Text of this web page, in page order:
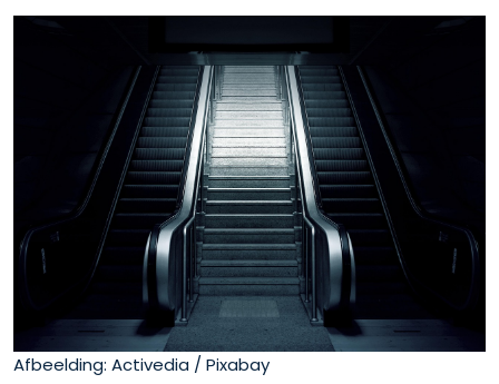
Afbeelding: Activedia / Pixabay